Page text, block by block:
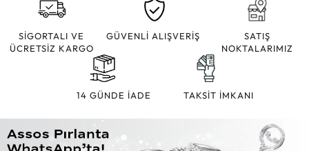
SİGORTALI VE
ÜCRETSİZ KARGO
GÜVENLİ ALIŞVERİŞ
SATIŞ
NOKTALARIMIZ
14 GÜNDE İADE TAKSİT İMKANI